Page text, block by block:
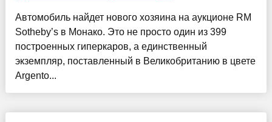
Автомобиль найдет нового хозяина на аукционе RM
Sotheby’s в Монако. Это не просто один из 399
построенных гиперкаров, а единственный
экземпляр, поставленный в Великобританию в цвете
Argento...